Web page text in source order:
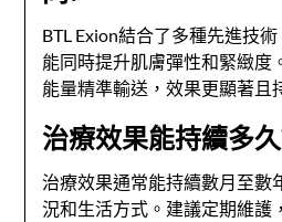
BTL Exion結合了多種先進技
能同時提升肌膚彈性和緊緻度
能量精準輸送，效果更顯著且
治療效果能持續多
治療效果通常能持續數月至數
況和生活方式。建議定期維護